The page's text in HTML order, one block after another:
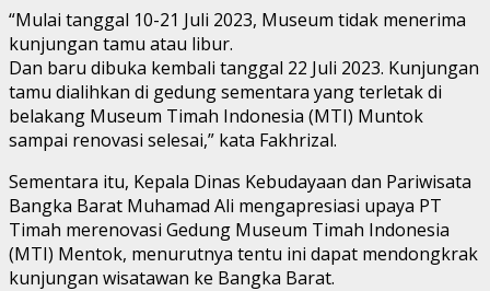
“Mulai tanggal 10-21 Juli 2023, Museum tidak menerima
kunjungan tamu atau libur.
Dan baru dibuka kembali tanggal 22 Juli 2023. Kunjungan
tamu dialihkan di gedung sementara yang terletak di
belakang Museum Timah Indonesia (MTI) Muntok
sampai renovasi selesai,” kata Fakhrizal.
Sementara itu, Kepala Dinas Kebudayaan dan Pariwisata
Bangka Barat Muhamad Ali mengapresiasi upaya PT
Timah merenovasi Gedung Museum Timah Indonesia
(MTI) Mentok, menurutnya tentu ini dapat mendongkrak
kunjungan wisatawan ke Bangka Barat.